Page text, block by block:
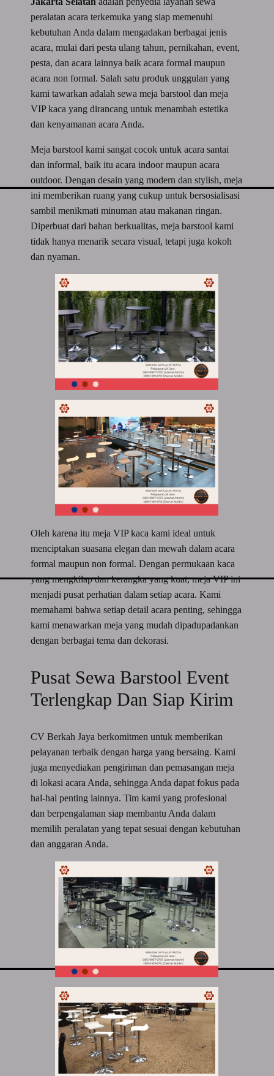
peralatan acara terkemuka yang siap memenuhi
kebutuhan Anda dalam mengadakan berbagai jenis
acara, mulai dari pesta ulang tahun, pernikahan, event,
pesta, dan acara lainnya baik acara formal maupun
acara non formal. Salah satu produk unggulan yang
kami tawarkan adalah sewa meja barstool dan meja
VIP kaca yang dirancang untuk menambah estetika
dan kenyamanan acara Anda.
Meja barstool kami sangat cocok untuk acara santai
dan informal, baik itu acara indoor maupun acara
outdoor. Dengan desain yang modern dan stylish, meja
ini memberikan ruang yang cukup untuk bersosialisasi
sambil menikmati minuman atau makanan ringan.
Diperbuat dari bahan berkualitas, meja barstool kami
tidak hanya menarik secara visual, tetapi juga kokoh
dan nyaman.
Oleh karena itu meja VIP kaca kami ideal untuk
menciptakan suasana elegan dan mewah dalam acara
formal maupun non formal. Dengan permukaan kaca
yang mengkilap dan kerangka yang kuat, meja VIP ini
menjadi pusat perhatian dalam setiap acara. Kami
memahami bahwa setiap detail acara penting, sehingga
kami menawarkan meja yang mudah dipadupadankan
dengan berbagai tema dan dekorasi.
Pusat Sewa Barstool Event
Terlengkap Dan Siap Kirim
CV Berkah Jaya berkomitmen untuk memberikan
pelayanan terbaik dengan harga yang bersaing. Kami
juga menyediakan pengiriman dan pemasangan meja
di lokasi acara Anda, sehingga Anda dapat fokus pada
hal-hal penting lainnya. Tim kami yang profesional
dan berpengalaman siap membantu Anda dalam
memilih peralatan yang tepat sesuai dengan kebutuhan
dan anggaran Anda.